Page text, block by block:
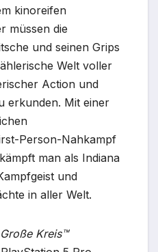
kinoreifen
müssen die
und seinen Grips
Welt voller
Action und
erkunden. Mit einer
Person-Nahkampf
man als Indiana
und
in aller Welt.
Kreis™